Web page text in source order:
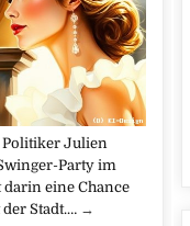
Julien
Party im
darin eine Chance
Stadt.… →